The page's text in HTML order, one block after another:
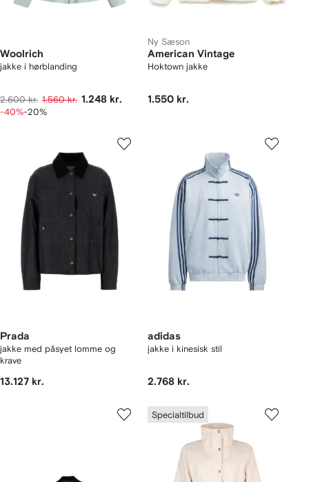
Woolrich
jakke i hørblanding
2.600 kr. 1.560 kr. 1.248 kr.
-40%-20%
Ny Sæson
American Vintage
Hoktown jakke
1.550 kr.
Prada
jakke med påsyet lomme og
krave
13.127 kr.
adidas
jakke i kinesisk stil
2.768 kr.
Specialtilbud